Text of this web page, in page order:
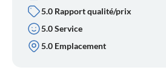
5.0 Rapport qualité/prix
5.0 Service
5.0 Emplacement